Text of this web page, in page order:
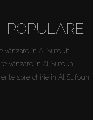
POPULARE
vânzare în Al Sufouh
vânzare în Al Sufouh
spre chirie în Al Sufouh